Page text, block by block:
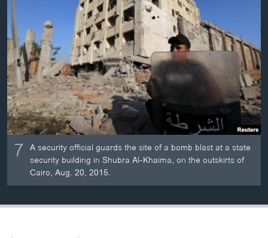
7 A security official guards the site of a bomb blast at a state
security building in Shubra Al-Khaima, on the outskirts of
Cairo, Aug. 20, 2015.